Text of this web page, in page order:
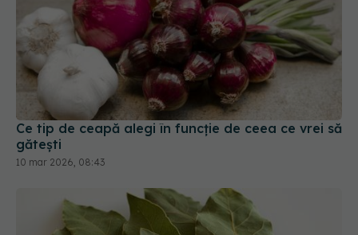
Ce tip de ceapă alegi în funcție de ceea ce vrei să
gătești
10 mar 2026, 08:43